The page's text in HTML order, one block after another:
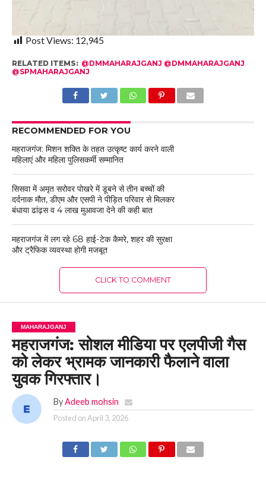
Post Views: 12,945
RELATED ITEMS: @DMMAHARAJGANJ @DMMAHARAJGANJ
@SPMAHARAJGANJ
RECOMMENDED FOR YOU
महराजगंज: मिशन शक्ति के तहत उत्कृष्ट कार्य करने वाली
महिलाएं और महिला पुलिसकर्मी सम्मानित
सिसवा में अमृत सरोवर पोखरे में डूबने से तीन बच्चों की
दर्दनाक मौत, डीएम और एसपी ने पीड़ित परिवार से मिलकर
बंधाया ढांढ़स व 4 लाख मुआवजा देने की कही बात
महराजगंज में लग रहे 68 हाई-टेक कैमरे, शहर की सुरक्षा
और ट्रैफिक व्यवस्था होगी मजबूत
CLICK TO COMMENT
MAHARAJGANJ
महराजगंज: सोशल मीडिया पर एलपीजी गैस
को लेकर भ्रामक जानकारी फैलाने वाला
युवक गिरफ्तार।
By Adeeb mohsin
Posted onApril 3, 2026